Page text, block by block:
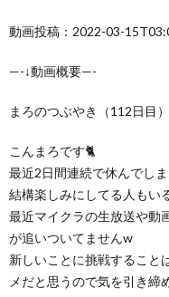
動画投稿：2022-03-
—-↓動画概要—-
まろのつぶやき（112日目）
こんまろです🐈
最近2日間連続で休んでし
結構楽しみにしてる人もい
最近マイクラの生放送や動
が追いついてませんw
新しいことに挑戦すること
メだと思うので気を引き締